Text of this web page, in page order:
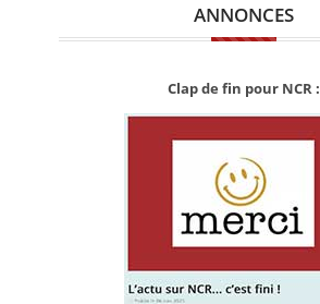
ANNONCES
Clap de fin pour NCR :